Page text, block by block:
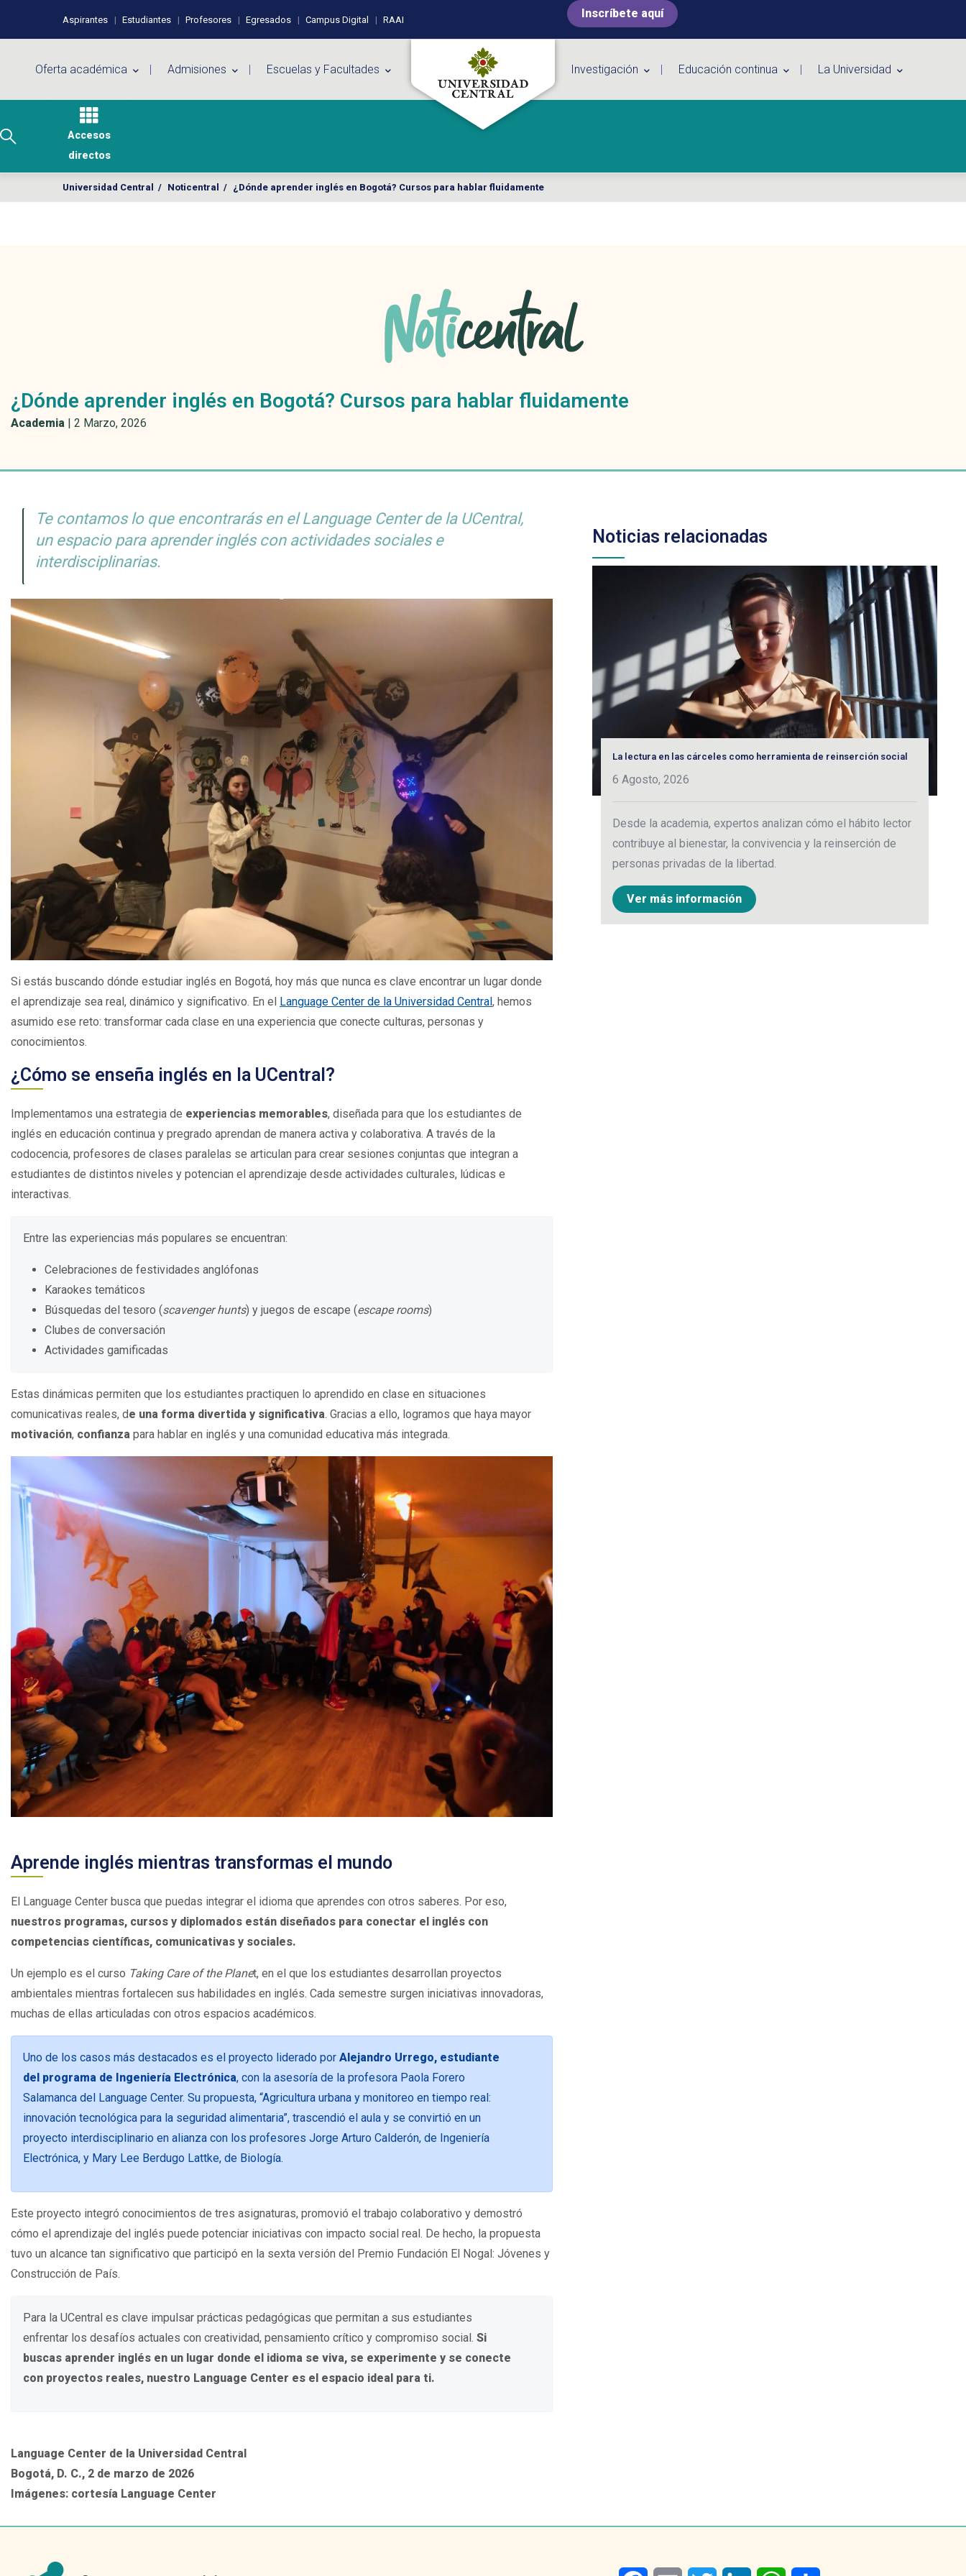
Perfiles de usuario
Aspirantes Estudiantes Profesores Egresados Campus Digital RAAI Inscríbete aquí
Oferta académica Admisiones Escuelas y Facultades Investigación Educación continua La Universidad
Accesos
directos
Universidad Central / Noticentral / ¿Dónde aprender inglés en Bogotá? Cursos para hablar fluidamente
¿Dónde aprender inglés en Bogotá? Cursos para hablar fluidamente
Academia | 2 Marzo, 2026
Te contamos lo que encontrarás en el Language Center de la UCentral,
un espacio para aprender inglés con actividades sociales e
interdisciplinarias.
Noticias relacionadas
La lectura en las cárceles como herramienta de reinserción social
6 Agosto, 2026
Desde la academia, expertos analizan cómo el hábito lector
contribuye al bienestar, la convivencia y la reinserción de
personas privadas de la libertad.
Ver más información
Si estás buscando dónde estudiar inglés en Bogotá, hoy más que nunca es clave encontrar un lugar donde
el aprendizaje sea real, dinámico y significativo. En el Language Center de la Universidad Central, hemos
asumido ese reto: transformar cada clase en una experiencia que conecte culturas, personas y
conocimientos.
¿Cómo se enseña inglés en la UCentral?
Implementamos una estrategia de experiencias memorables, diseñada para que los estudiantes de
inglés en educación continua y pregrado aprendan de manera activa y colaborativa. A través de la
codocencia, profesores de clases paralelas se articulan para crear sesiones conjuntas que integran a
estudiantes de distintos niveles y potencian el aprendizaje desde actividades culturales, lúdicas e
interactivas.
Entre las experiencias más populares se encuentran:
Celebraciones de festividades anglófonas
Karaokes temáticos
Búsquedas del tesoro (scavenger hunts) y juegos de escape (escape rooms)
Clubes de conversación
Actividades gamificadas
Estas dinámicas permiten que los estudiantes practiquen lo aprendido en clase en situaciones
comunicativas reales, de una forma divertida y significativa. Gracias a ello, logramos que haya mayor
motivación, confianza para hablar en inglés y una comunidad educativa más integrada.
Aprende inglés mientras transformas el mundo
El Language Center busca que puedas integrar el idioma que aprendes con otros saberes. Por eso,
nuestros programas, cursos y diplomados están diseñados para conectar el inglés con
competencias científicas, comunicativas y sociales.
Un ejemplo es el curso Taking Care of the Planet, en el que los estudiantes desarrollan proyectos
ambientales mientras fortalecen sus habilidades en inglés. Cada semestre surgen iniciativas innovadoras,
muchas de ellas articuladas con otros espacios académicos.
Uno de los casos más destacados es el proyecto liderado por Alejandro Urrego, estudiante
del programa de Ingeniería Electrónica, con la asesoría de la profesora Paola Forero
Salamanca del Language Center. Su propuesta, “Agricultura urbana y monitoreo en tiempo real:
innovación tecnológica para la seguridad alimentaria”, trascendió el aula y se convirtió en un
proyecto interdisciplinario en alianza con los profesores Jorge Arturo Calderón, de Ingeniería
Electrónica, y Mary Lee Berdugo Lattke, de Biología.
Este proyecto integró conocimientos de tres asignaturas, promovió el trabajo colaborativo y demostró
cómo el aprendizaje del inglés puede potenciar iniciativas con impacto social real. De hecho, la propuesta
tuvo un alcance tan significativo que participó en la sexta versión del Premio Fundación El Nogal: Jóvenes y
Construcción de País.
Para la UCentral es clave impulsar prácticas pedagógicas que permitan a sus estudiantes
enfrentar los desafíos actuales con creatividad, pensamiento crítico y compromiso social. Si
buscas aprender inglés en un lugar donde el idioma se viva, se experimente y se conecte
con proyectos reales, nuestro Language Center es el espacio ideal para ti.
Language Center de la Universidad Central
Bogotá, D. C., 2 de marzo de 2026
Imágenes: cortesía Language Center